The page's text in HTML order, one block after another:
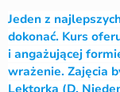
Jeden z
dokonać. Kurs
i angażującej
wrażenie. Zajęcia